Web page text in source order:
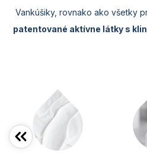
Vankúšiky, rovnako ako všetky
patentované aktívne látky s